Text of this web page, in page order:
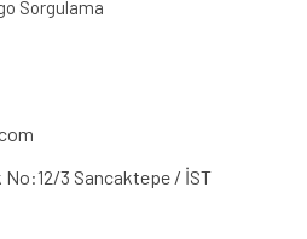
Sorgulama
No:12/3 Sancaktepe / İST